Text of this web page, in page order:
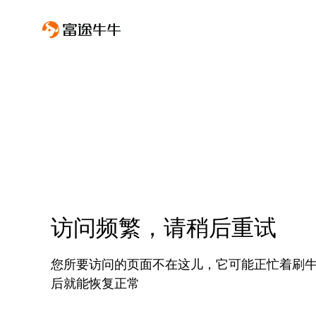
访问频繁，请稍后重试
您所要访问的页面不在这儿，它可能正忙着刷
后就能恢复正常